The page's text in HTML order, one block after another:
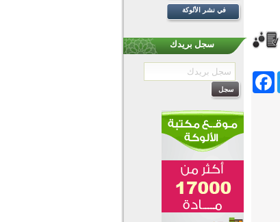
Facebook
في نشر الألوكة
سجل بريدك